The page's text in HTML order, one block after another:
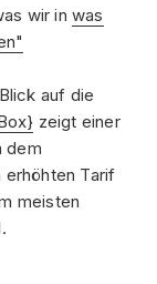
wir inwas
auf die
zeigt einer
dem
erhöhten Tarif
meisten